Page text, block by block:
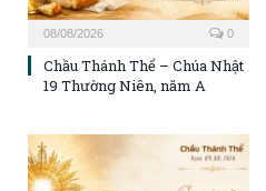
08/08/2026 0
Chầu Thánh Thể – Chúa Nhật
19 Thường Niên, năm A